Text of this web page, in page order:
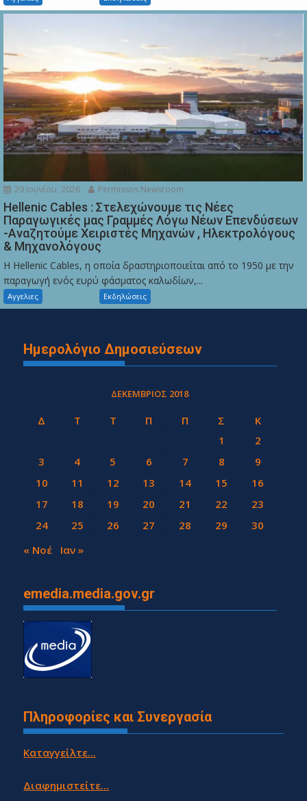
29 Ιουνίου, 2026 Permissos Newsroom
Hellenic Cables : Στελεχώνουμε τις Νέες
Παραγωγικές μας Γραμμές Λόγω Νέων Επενδύσεων
-Αναζητούμε Χειριστές Μηχανών , Ηλεκτρολόγους
& Μηχανολόγους
Η Hellenic Cables, η οποία δραστηριοποιείται από το 1950 με την
παραγωγή ενός ευρύ φάσματος καλωδίων,...
Αγγελιες Εκδηλώσεις
Ημερολόγιο Δημοσιεύσεων
ΔΕΚΈΜΒΡΙΟΣ 2018
Δ Τ Τ Π Π Σ
Κ
1
2
3
4 5 6 7 8
9
10
11 12 13 14 15
16
17
18 19 20 21 22
23
24
25 26 27 28 29
30
31
« Νοέ Ιαν »
emedia.media.gov.gr
Πληροφορίες και Συνεργασία
Καταγγείλτε...
Διαφημιστείτε...